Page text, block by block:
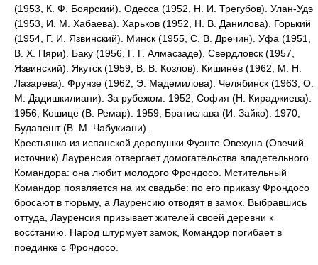
(1953, К. Ф. Боярский). Одесса (1952, Н. И. Трегубов). Улан-Удэ
(1953, И. М. Хабаева). Харьков (1952, Н. В. Данилова). Горький
(1954, Г. И. Язвинский). Минск (1955, С. В. Дречин). Уфа (1951,
В. Х. Пяри). Баку (1956, Г. Г. Алмасзаде). Свердловск (1957,
Язвинский). Якутск (1959, В. В. Козлов). Кишинёв (1962, М. Н.
Лазарева). Фрунзе (1962, Э. Мадемилова). Челябинск (1963, О.
М. Дадишкилиани). За рубежом: 1952, София (Н. Кираджиева).
1956, Кошице (В. Ремар). 1959, Братислава (И. Зайко). 1970,
Будапешт (В. М. Чабукиани).
Крестьянка из испанской деревушки Фуэнте Овехуна (Овечий
источник) Лауренсия отвергает домогательства владетельного
Командора: она любит молодого Фрондосо. Мстительный
Командор появляется на их свадьбе: по его приказу Фрондосо
бросают в тюрьму, а Лауренсию отводят в замок. Выбравшись
оттуда, Лауренсия призывает жителей своей деревни к
восстанию. Народ штурмует замок, Командор погибает в
поединке с Фрондосо.